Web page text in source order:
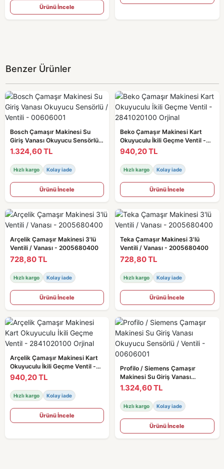
Ürünü İncele
Benzer Ürünler
Bosch Çamaşır Makinesi Su
Giriş Vanası Okuyucu Sensörlü /
Ventili - 00606001
1.324,60 TL
Hızlı kargo Kolay iade
Ürünü İncele
Beko Çamaşır Makinesi Kart
Okuyuculu İkili Geçme Ventil -
2841020100 Orjinal
940,20 TL
Hızlı kargo Kolay iade
Ürünü İncele
Arçelik Çamaşır Makinesi 3'lü
Ventili / Vanası - 2005680400
728,80 TL
Hızlı kargo Kolay iade
Ürünü İncele
Teka Çamaşır Makinesi 3'lü
Ventili / Vanası - 2005680400
728,80 TL
Hızlı kargo Kolay iade
Ürünü İncele
Arçelik Çamaşır Makinesi Kart
Okuyuculu İkili Geçme Ventil -
2841020100 Orjinal
940,20 TL
Hızlı kargo Kolay iade
Ürünü İncele
Profilo / Siemens Çamaşır
Makinesi Su Giriş Vanası
Okuyucu Sensörlü / Ventili -
00606001
1.324,60 TL
Hızlı kargo Kolay iade
Ürünü İncele